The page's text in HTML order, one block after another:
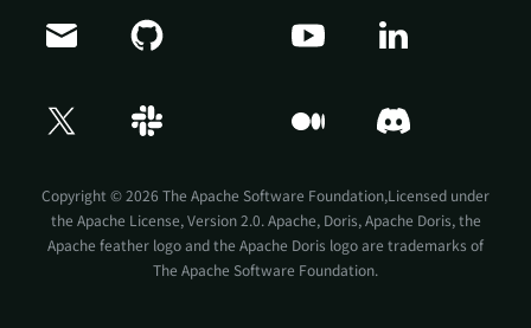
Copyright © 2026 The Apache Software Foundation,Licensed under
the Apache License, Version 2.0. Apache, Doris, Apache Doris, the
Apache feather logo and the Apache Doris logo are trademarks of
The Apache Software Foundation.
Doris Summit 26